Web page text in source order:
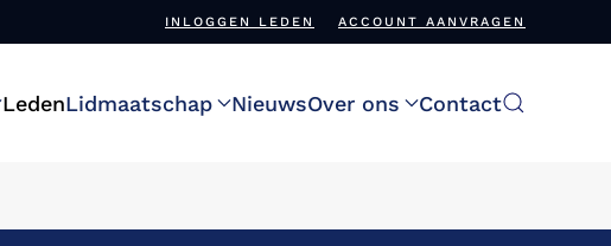
INLOGGEN LEDEN ACCOUNT AANVRAGEN
LedenLidmaatschap NieuwsOver ons Contact